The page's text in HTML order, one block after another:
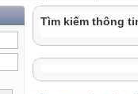
Tìm kiếm thông